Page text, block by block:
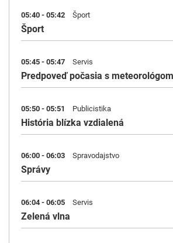
05:40 - 05:42 Šport
Šport
05:45 - 05:47 Servis
Predpoveď počasia s
05:50 - 05:51 Publicistika
História blízka vzdialená
06:00 - 06:03 Spravodajstvo
Správy
06:04 - 06:05 Servis
Zelená vlna